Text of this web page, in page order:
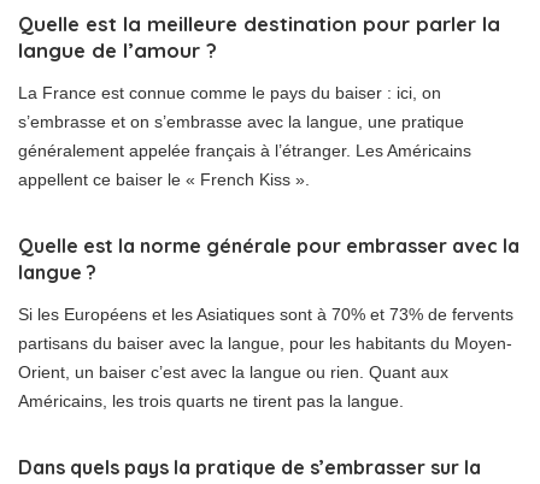
Quelle est la meilleure destination pour parler la
langue de l’amour ?
La France est connue comme le pays du baiser : ici, on
s’embrasse et on s’embrasse avec la langue, une pratique
généralement appelée français à l’étranger. Les Américains
appellent ce baiser le « French Kiss ».
Quelle est la norme générale pour embrasser avec la
langue ?
Si les Européens et les Asiatiques sont à 70% et 73% de fervents
partisans du baiser avec la langue, pour les habitants du Moyen-
Orient, un baiser c’est avec la langue ou rien. Quant aux
Américains, les trois quarts ne tirent pas la langue.
Dans quels pays la pratique de s’embrasser sur la